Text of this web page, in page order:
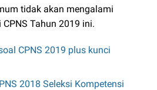
tidak akan mengalami
Tahun 2019 ini.
CPNS 2019 plus kunci
2018 Seleksi Kompetensi